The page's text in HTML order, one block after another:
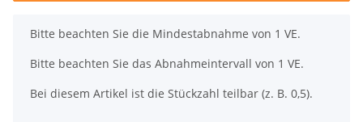
x
Bitte beachten Sie die Mindestabnahme von 1 VE.
Bitte beachten Sie das Abnahmeintervall von 1 VE.
Bei diesem Artikel ist die Stückzahl teilbar (z. B. 0,5).